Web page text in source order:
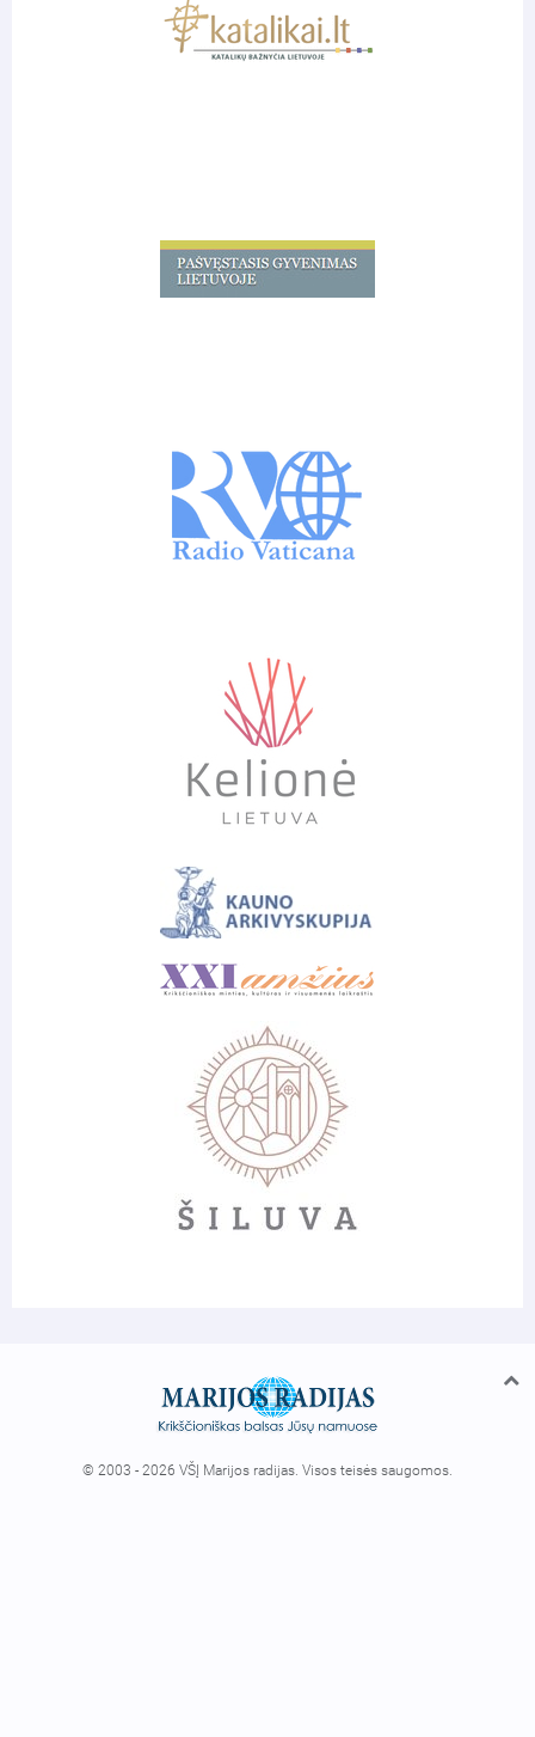
© 2003 - 2026 VŠĮ Marijos radijas. Visos teisės saugomos.